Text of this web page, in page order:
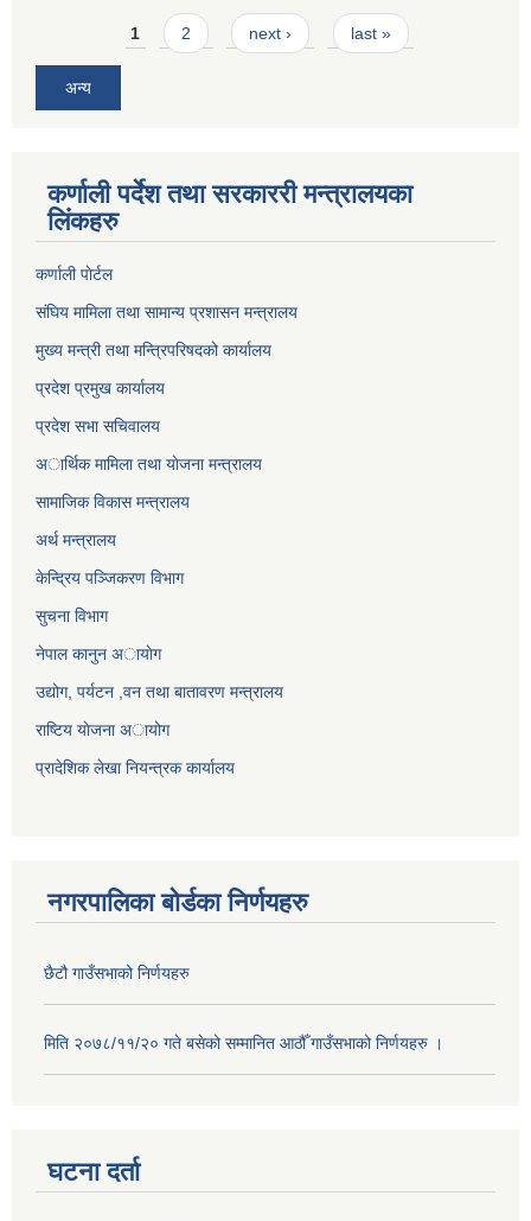
Pages1 2 next › last »
अन्य
कर्णाली पर्देश तथा सरकाररी मन्त्रालयका
लिंकहरु
कर्णाली पाेर्टल
संघिय मामिला तथा सामान्य प्रशासन मन्त्रालय
मुख्य मन्त्री तथा मन्त्रिपरिषदको कार्यालय
प्रदेश प्रमुख कार्यालय
प्रदेश सभा सचिवालय
अार्थिक मामिला तथा याेजना मन्त्रालय
सामाजिक विकास मन्त्रालय
अर्थ मन्त्रालय
केन्द्रिय पञ्जिकरण विभाग
सुचना विभाग
नेपाल कानुन अायाेग
उद्योग, पर्यटन ,वन तथा बातावरण मन्त्रालय
राष्टिय याेजना अायोग
प्रादेशिक लेखा नियन्त्रक कार्यालय
नगरपालिका बोर्डका निर्णयहरु
छैटौ गाउँसभाको निर्णयहरु
मिति २०७८/११/२० गते बसेको सम्मानित आठौँ गाउँसभाको निर्णयहरु ।
घटना दर्ता